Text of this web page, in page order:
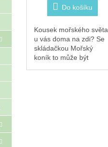
Do košíku
Kousek mořského světa
u vás doma na zdi? Se
skládačkou Mořský
koník to může být